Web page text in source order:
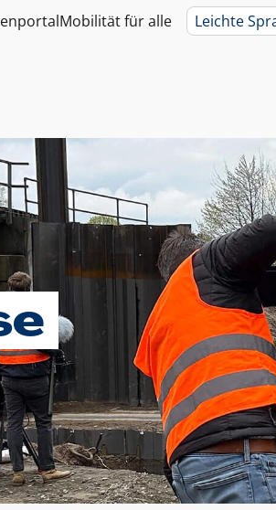
Mobilität für alle Leichte